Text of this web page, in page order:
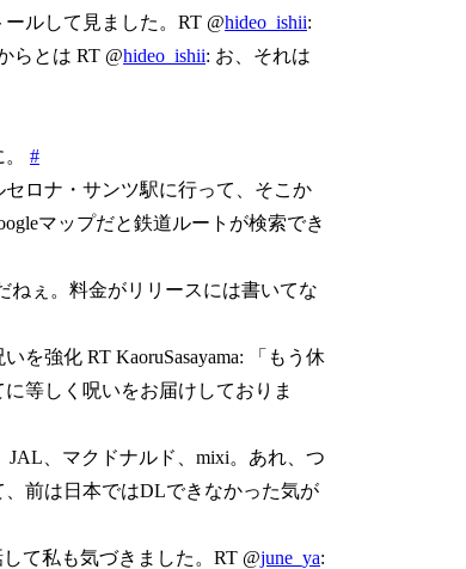
ルして見ました。RT @hideo_ishii:
らとは RT @hideo_ishii: お、それは
#
ロナ・サンツ駅に行って、そこか
マップだと鉄道ルートが検索でき
ねぇ。料金がリリースには書いてな
いを強化 RT KaoruSasayama: 「もう休
等しく呪いをお届けしておりま
JAL、マクドナルド、mixi。あれ、つ
前は日本ではDLできなかった気が
て私も気づきました。RT @june_ya: